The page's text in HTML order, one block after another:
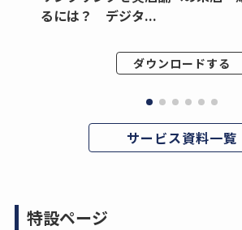
るには？ デジタ...
ダウンロードする
サービス資料一覧
特設ページ